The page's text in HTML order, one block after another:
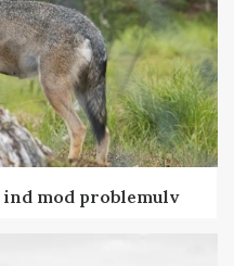
mod problemulv